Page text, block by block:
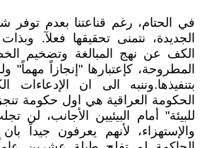
في الحتام، رغم قناعتنا بعدم
الجديدة، نتمنى تحقيقها فعلآ.
الكف عن نهج المبالغة وتضخيم
المطروحة، كإعتبارها "إنجازاً مهماً"
بتنفيذها.وننبه الى ان الإدعاءات
الحكومة العراقية هي اول حكومة
للبيئة" أمام البيئيين الأجانب،
والإستهزاء، لأنهم يعرفون جيداً